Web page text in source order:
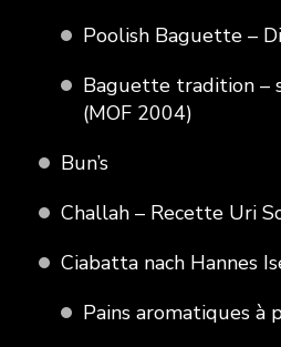
Poolish Baguette –
Baguette tradition –
(MOF 2004)
Bun’s
Challah – Recette Uri
Ciabatta nach Hannes
Pains aromatiques à